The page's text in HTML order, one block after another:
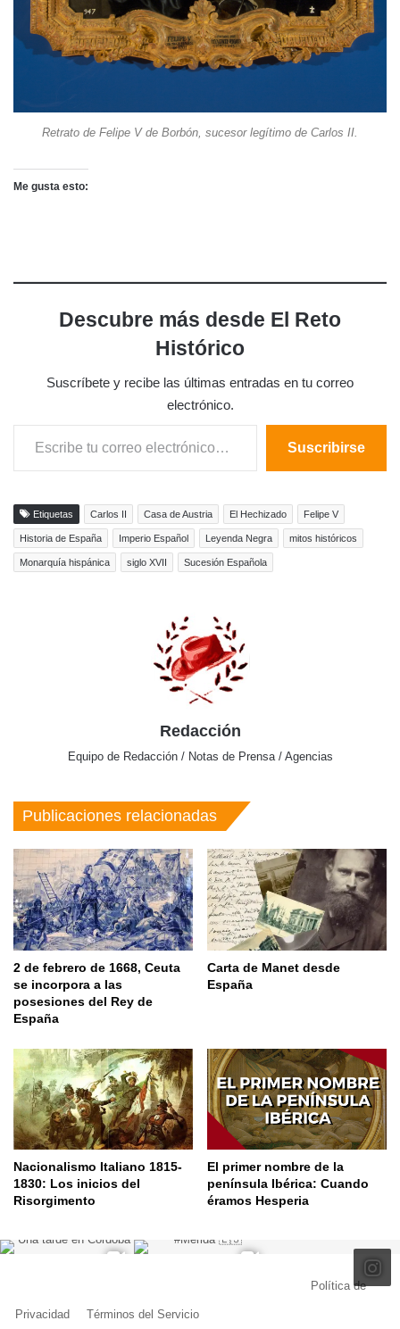
Retrato de Felipe V de Borbón, sucesor legítimo de Carlos II.
Me gusta esto:
Descubre más desde El Reto
Histórico
Suscríbete y recibe las últimas entradas en tu correo
electrónico.
Escribe tu correo electrónico…
Suscribirse
Etiquetas Carlos II Casa de Austria El Hechizado Felipe V
Historia de España Imperio Español Leyenda Negra mitos históricos
Monarquía hispánica siglo XVII Sucesión Española
Redacción
Equipo de Redacción / Notas de Prensa / Agencias
Publicaciones relacionadas
2 de febrero de 1668, Ceuta
se incorpora a las
posesiones del Rey de
España
Carta de Manet desde
España
Nacionalismo Italiano 1815-
1830: Los inicios del
Risorgimento
El primer nombre de la
península Ibérica: Cuando
éramos Hesperia
Política de
Privacidad Términos del Servicio